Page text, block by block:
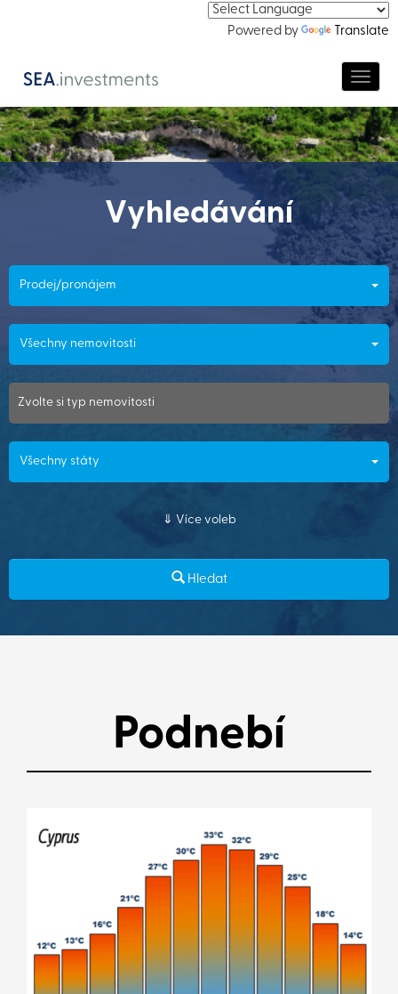
Powered by Translate
Vyhledávání
Prodej/pronájem
Všechny nemovitosti
Zvolte si typ nemovitosti
Všechny státy
Více voleb
Hledat
Podnebí